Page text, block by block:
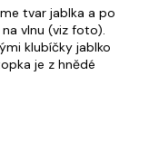
tvar jablka a po
vlnu (viz foto).
klubíčky jablko
je z hnědé